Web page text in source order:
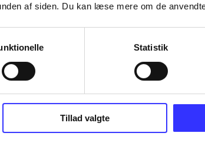
af siden. Du kan læse mere om de
Statistik
Tillad valgte